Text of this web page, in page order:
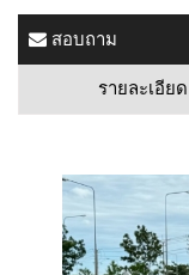
สอบถาม
รายละเอียด